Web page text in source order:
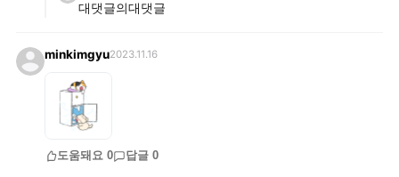
대댓글의대댓글
minkimgyu2023.11.16
도움돼요 0 답글 0